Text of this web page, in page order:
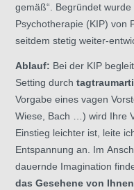
gemäß“. Begründet
Psychotherapie (KIP) von
seitdem stetig weiter-
Ablauf: Bei der KIP
Setting durch
Vorgabe eines vagen
Wiese, Bach …) wird Ihre
Einstieg leichter ist, leite
Entspannung an. Im
dauernde Imagination
das Gesehene von